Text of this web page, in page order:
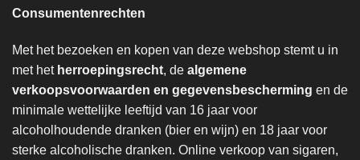
Consumentenrechten
Met het bezoeken en kopen van deze webshop stemt u in
met het herroepingsrecht, de algemene
verkoopsvoorwaarden en gegevensbescherming en de
minimale wettelijke leeftijd van 16 jaar voor
alcoholhoudende dranken (bier en wijn) en 18 jaar voor
sterke alcoholische dranken. Online verkoop van sigaren,